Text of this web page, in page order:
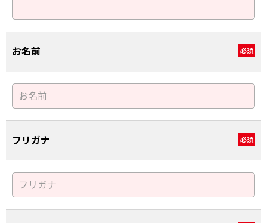
お名前 必須
フリガナ 必須